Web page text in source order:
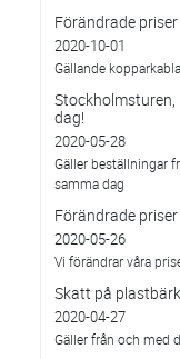
Förändrade
2020-10-01
Gällande
Stockholmsturen,
dag!
2020-05-28
Gäller beställningar
samma dag
Förändrade
2020-05-26
Vi förändrar våra
Skatt på
2020-04-27
Gäller från och med